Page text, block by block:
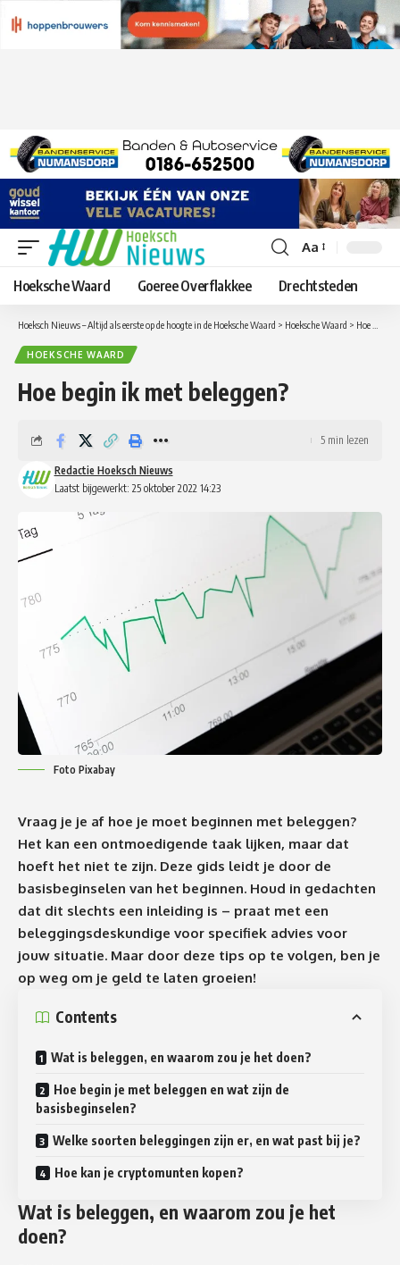
Lettergrootte
aanpassen
Aa
Hoeksche Waard Goeree Overflakkee Drechtsteden
Hoeksch Nieuws – Altijd als eerste op de hoogte in de Hoeksche Waard > Hoeksche Waard > Hoe begin ik met beleggen?
HOEKSCHE WAARD
Hoe begin ik met beleggen?
Laatst bijgewerkt: 25 oktober 2022 14:23
Redactie Hoeksch Nieuws
5 min lezen
Foto Pixabay
Vraag je je af hoe je moet beginnen met beleggen?
Het kan een ontmoedigende taak lijken, maar dat
hoeft het niet te zijn. Deze gids leidt je door de
basisbeginselen van het beginnen. Houd in gedachten
dat dit slechts een inleiding is – praat met een
beleggingsdeskundige voor specifiek advies voor
jouw situatie. Maar door deze tips op te volgen, ben je
op weg om je geld te laten groeien!
Contents
Wat is beleggen, en waarom zou je het doen?
Hoe begin je met beleggen en wat zijn de
basisbeginselen?
Welke soorten beleggingen zijn er, en wat past bij je?
Hoe kan je cryptomunten kopen?
Wat is beleggen, en waarom zou je het
doen?